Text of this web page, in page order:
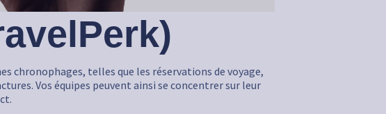
chronophages, telles que les réservations de voyage,
Vos équipes peuvent ainsi se concentrer sur leur